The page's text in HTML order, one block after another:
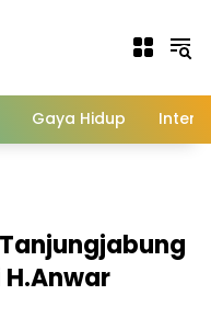
Gaya Hidup